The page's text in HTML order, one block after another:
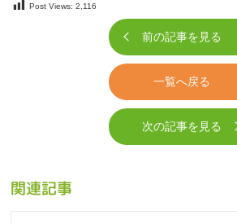
Post Views: 2,116
前の記事を見る
一覧へ戻る
次の記事を見る
関連記事